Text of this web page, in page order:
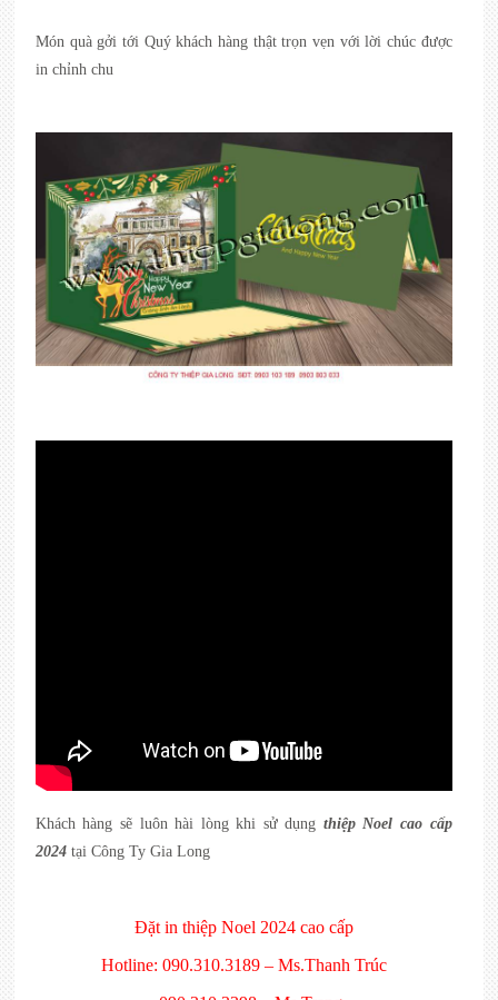
Món quà gởi tới Quý khách hàng thật trọn vẹn với lời chúc được
in chỉnh chu
Khách hàng sẽ luôn hài lòng khi sử dụng thiệp Noel cao cấp
2024tại Công Ty Gia Long
Đặt in thiệp Noel 2024 cao cấp
Hotline: 090.310.3189 – Ms.Thanh Trúc